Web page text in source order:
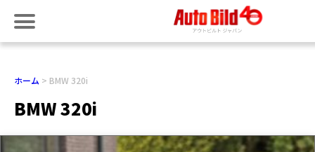
ホーム BMW 320i
BMW 320i